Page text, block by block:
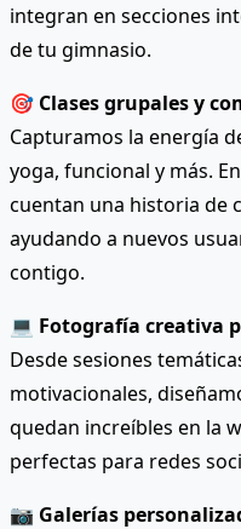
integran en secciones
de tu gimnasio.
🎯 Clases grupales y
Capturamos la energía
yoga, funcional y más.
cuentan una historia de
ayudando a nuevos
contigo.
💻 Fotografía creativa
Desde sesiones
motivacionales,
quedan increíbles en la
perfectas para redes
📷 Galerías